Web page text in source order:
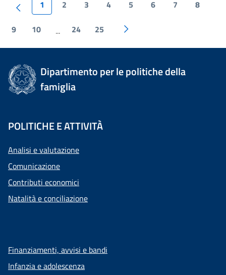
1 2 3 4 5 6 7 8
9 10 ... 24 25
Dipartimento per le politiche della
famiglia
POLITICHE E ATTIVITÀ
Analisi e valutazione
Comunicazione
Contributi economici
Natalità e conciliazione
Finanziamenti, avvisi e bandi
Infanzia e adolescenza